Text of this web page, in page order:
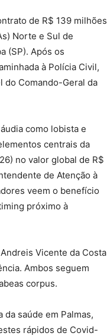
de R$ 139 milhões
Norte e Sul de
(SP). Após os
à Polícia Civil,
do Comando-Geral da
como lobista e
centrais da
no valor global de R$
de Atenção à
veem o benefício
próximo à
Vicente da Costa
Ambos seguem
corpus.
saúde em Palmas,
rápidos de Covid-